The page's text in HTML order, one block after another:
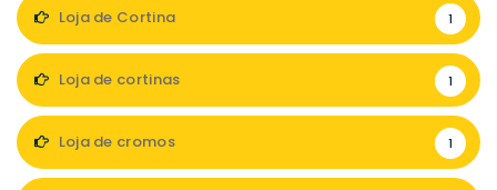
Loja de Cortina 1
Loja de cortinas 1
Loja de cromos 1